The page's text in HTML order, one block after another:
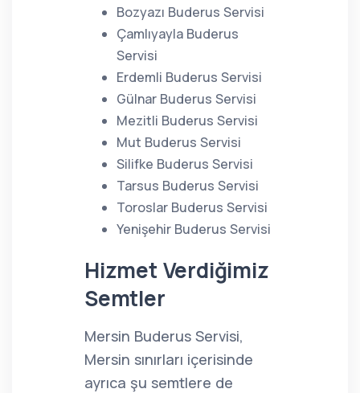
Bozyazı Buderus Servisi
Çamlıyayla Buderus
Servisi
Erdemli Buderus Servisi
Gülnar Buderus Servisi
Mezitli Buderus Servisi
Mut Buderus Servisi
Silifke Buderus Servisi
Tarsus Buderus Servisi
Toroslar Buderus Servisi
Yenişehir Buderus Servisi
Hizmet Verdiğimiz
Semtler
Mersin Buderus Servisi,
Mersin sınırları içerisinde
ayrıca şu semtlere de